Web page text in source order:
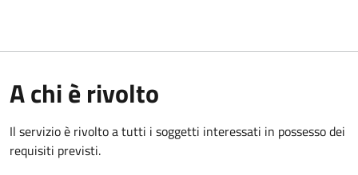
A chi è rivolto
Il servizio è rivolto a tutti i soggetti interessati in possesso dei
requisiti previsti.